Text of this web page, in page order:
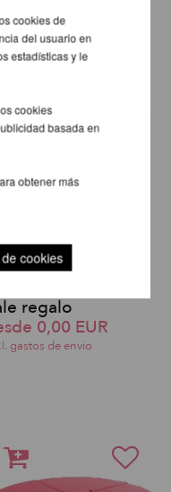
DE LA
regalo
0,00 EUR
gastos de envio
cookies de
del usuario en
estadísticas y le
cookies
basada en
obtener más
cookies